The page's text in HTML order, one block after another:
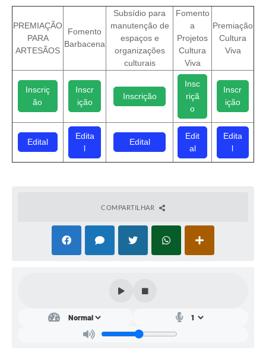
PPA - PLANO PLURIANUAL 2026/2029
PCA (Planos de Contratações Anuais)
E-SUS
Conta de água (SAS)
Cultura
PNAB 2026 - Ciclo 2
3º Jornada Empreendedora BQ
Plano Municipal de Saneamento Básico
Regularização de bairros
PREMIAÇÃO
PARA
ARTESÃOS
Fomento
Barbacena
Subsídio para
manutenção de
espaços e
organizações
culturais
Fomento
a
Projetos
Cultura
Viva
Premiação
Cultura
Viva
Inscriç
ão
Inscr
ição
Inscrição
Insc
riçã
o
Inscr
ição
Edital
Edita
l
Edital
Edit
al
Edita
l
COMPARTILHAR